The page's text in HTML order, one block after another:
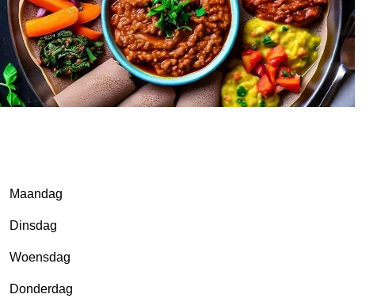
Maandag
Dinsdag
Woensdag
Donderdag